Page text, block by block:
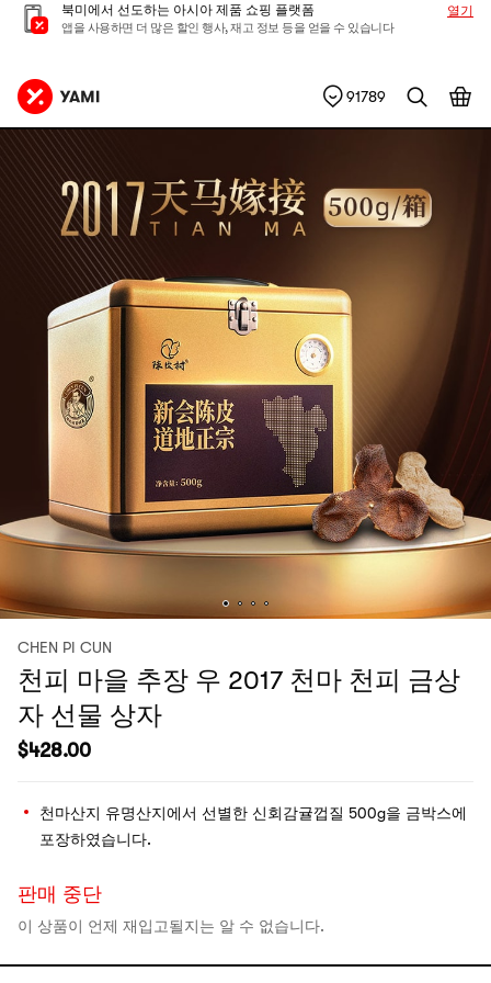
북미에서 선도하는 아시아 제품 쇼핑 플랫폼
앱을 사용하면 더 많은 할인 행사, 재고 정보 등을 얻을 수 있습니다
열기
91789
CHEN PI CUN
천피 마을 추장 우 2017 천마 천피 금상
자 선물 상자
$428.00
천마산지 유명산지에서 선별한 신회감귤껍질 500g을 금박스에
포장하였습니다.
판매 중단
이 상품이 언제 재입고될지는 알 수 없습니다.